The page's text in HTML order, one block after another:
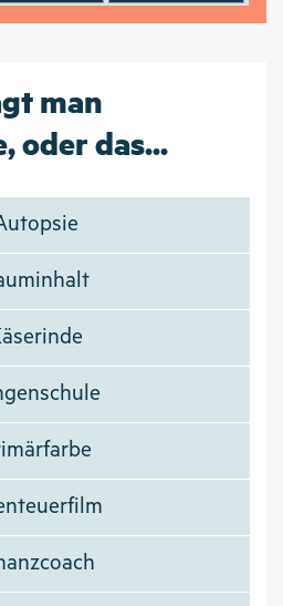
man
oder das...